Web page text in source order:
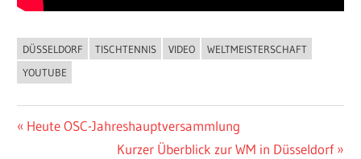
ALLGEMEIN
DÜSSELDORF TISCHTENNIS VIDEO
WELTMEISTERSCHAFT
YOUTUBE
Beitragsnavigation
Vorheriger
Heute OSC-Jahreshauptversammlung
Nächster
Kurzer Überblick zur WM in Düsseldorf